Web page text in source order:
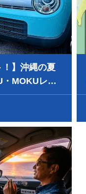
！】沖縄の夏
MOKUレン
喫煙OK＆便